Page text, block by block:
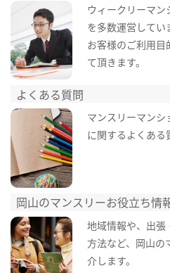
ウィークリーマ
を多数運営してい
お客様のご利用目
て頂きます。
よくある質問
マンスリーマン
に関するよくある
岡山のマンスリーお役立ち情
地域情報や、出張
方法など、岡山の
介します。